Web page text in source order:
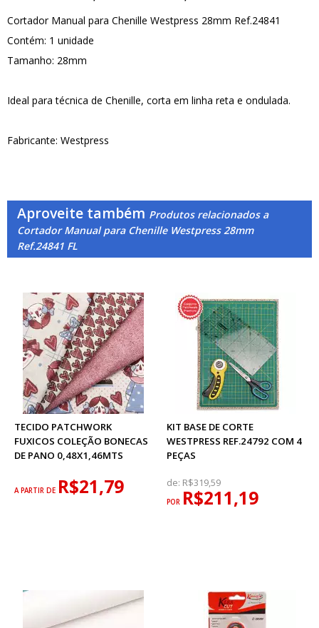
Cortador Manual para Chenille Westpress 28mm Ref.24841
Contém: 1 unidade
Tamanho: 28mm
Ideal para técnica de Chenille, corta em linha reta e ondulada.
Fabricante: Westpress
Aproveite também Produtos relacionados a
Cortador Manual para Chenille Westpress 28mm
Ref.24841 FL
TECIDO PATCHWORK
FUXICOS COLEÇÃO BONECAS
DE PANO 0,48X1,46MTS
A PARTIR DE R$21,79
KIT BASE DE CORTE
WESTPRESS REF.24792 COM 4
PEÇAS
de: R$319,59
POR R$211,19